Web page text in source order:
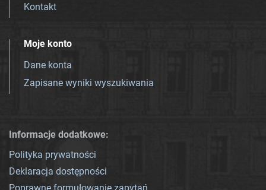
Kontakt
Moje konto
Dane konta
Zapisane wyniki wyszukiwania
Informacje dodatkowe:
Polityka prywatności
Deklaracja dostępności
Poprawne formułowanie zapytań